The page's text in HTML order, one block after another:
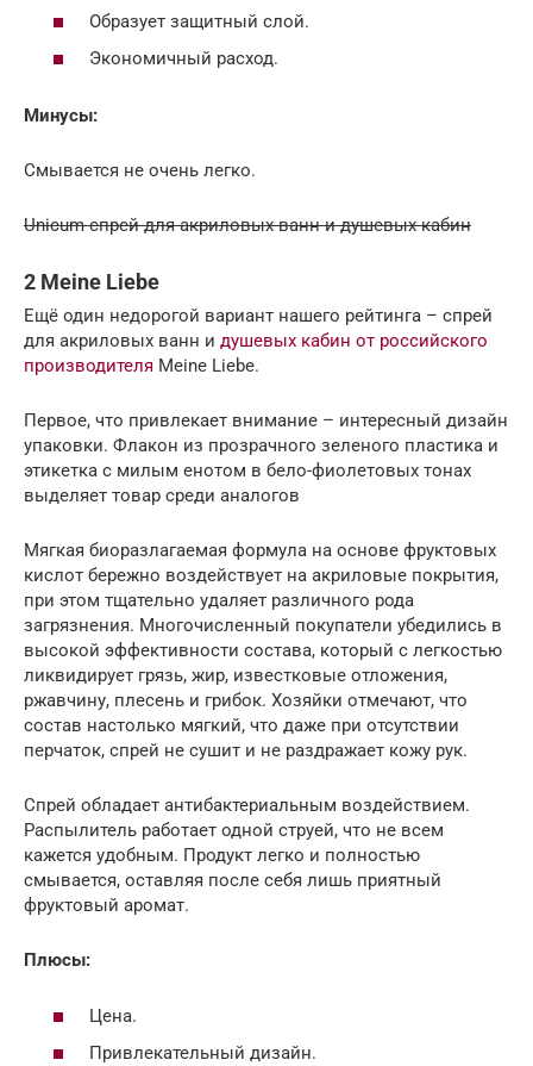
Образует защитный слой.
Экономичный расход.
Минусы:
Смывается не очень легко.
Unicum спрей для акриловых ванн и душевых кабин
2 Meine Liebe
Ещё один недорогой вариант нашего рейтинга – спрей
для акриловых ванн и душевых кабин от российского
производителя Meine Liebe.
Первое, что привлекает внимание – интересный дизайн
упаковки. Флакон из прозрачного зеленого пластика и
этикетка с милым енотом в бело-фиолетовых тонах
выделяет товар среди аналогов
Мягкая биоразлагаемая формула на основе фруктовых
кислот бережно воздействует на акриловые покрытия,
при этом тщательно удаляет различного рода
загрязнения. Многочисленный покупатели убедились в
высокой эффективности состава, который с легкостью
ликвидирует грязь, жир, известковые отложения,
ржавчину, плесень и грибок. Хозяйки отмечают, что
состав настолько мягкий, что даже при отсутствии
перчаток, спрей не сушит и не раздражает кожу рук.
Спрей обладает антибактериальным воздействием.
Распылитель работает одной струей, что не всем
кажется удобным. Продукт легко и полностью
смывается, оставляя после себя лишь приятный
фруктовый аромат.
Плюсы:
Цена.
Привлекательный дизайн.